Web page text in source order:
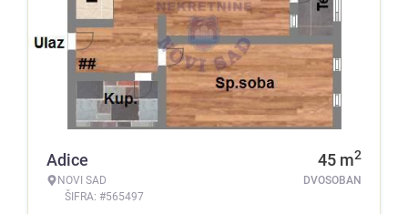
Adice
NOVI SAD
ŠIFRA: #565497
45 m2
DVOSOBAN